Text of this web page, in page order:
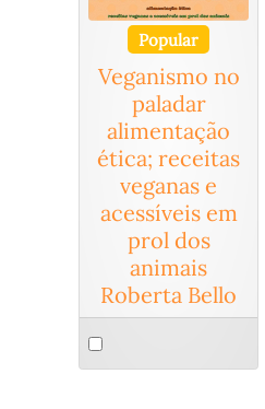
Popular
Veganismo no
paladar
alimentação
ética; receitas
veganas e
acessíveis em
prol dos
animais
Roberta Bello
Select
an